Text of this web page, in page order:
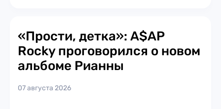
«Прости, детка»: A$AP
Rocky проговорился о новом
альбоме Рианны
07 августа 2026